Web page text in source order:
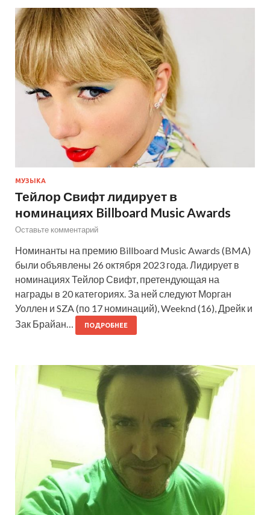
МУЗЫКА
Тейлор Свифт лидирует в
номинациях Billboard Music Awards
Оставьте комментарий
Номинанты на премию Billboard Music Awards (BMA)
были объявлены 26 октября 2023 года. Лидирует в
номинациях Тейлор Свифт, претендующая на
награды в 20 категориях. За ней следуют Морган
Уоллен и SZA (по 17 номинаций), Weeknd (16), Дрейк и
Зак Брайан…
ПОДРОБНЕЕ